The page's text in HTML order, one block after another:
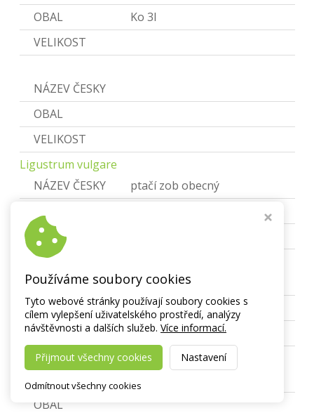
OBAL
Ko 3l
VELIKOST
NÁZEV ČESKY
OBAL
VELIKOST
Ligustrum vulgare
NÁZEV ČESKY
ptačí zob obecný
VELIKOST
Ligustrum x Vicaryi
NÁZEV ČESKY
OBAL
H 11x11
VELIKOST
Lonicera
NÁZEV ČESKY
Zimolez
OBAL
Používáme soubory cookies
Tyto webové stránky používají soubory cookies s
cílem vylepšení uživatelského prostředí, analýzy
návštěvnosti a dalších služeb. Více informací.
Přijmout všechny cookies Nastavení
Odmítnout všechny cookies